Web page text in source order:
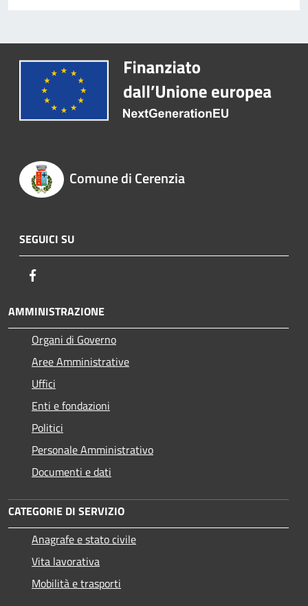
Comune di Cerenzia
SEGUICI SU
AMMINISTRAZIONE
Organi di Governo
Aree Amministrative
Uffici
Enti e fondazioni
Politici
Personale Amministrativo
Documenti e dati
CATEGORIE DI SERVIZIO
Anagrafe e stato civile
Vita lavorativa
Mobilità e trasporti